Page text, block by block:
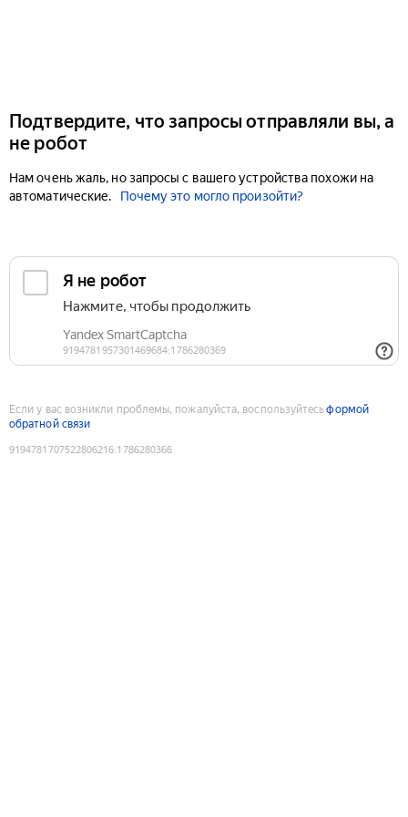
Подтвердите, что запросы отправляли вы, а
не робот
Нам очень жаль, но запросы с вашего устройства похожи на
автоматические.
Почему это могло произойти?
Если у вас возникли проблемы, пожалуйста, воспользуйтесьформой
обратной связи
9194781707522806216:1786280366